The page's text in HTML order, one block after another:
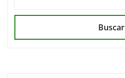
Buscar